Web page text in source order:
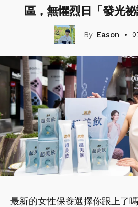
區，無懼烈日「發光
Eason
最新的女性保養選擇你跟上了